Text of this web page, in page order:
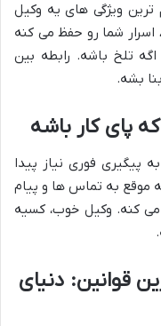
ویژگی های یه وکیل
شما رو حفظ می کنه
تلخ باشه. رابطه بین
بشه.
پای کار باشه
پیگیری فوری نیاز پیدا
موقع به تماس ها و پیام
کنه. وکیل خوب، کسیه
قوانین: دنیای